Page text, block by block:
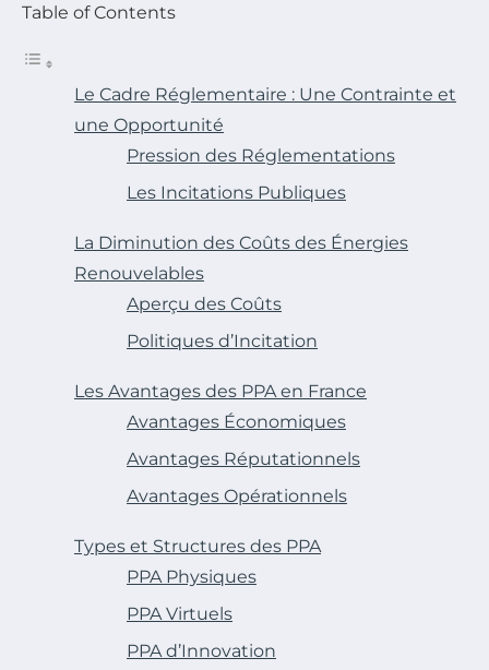
Table of Contents
Le Cadre Réglementaire : Une Contrainte et
une Opportunité
Pression des Réglementations
Les Incitations Publiques
La Diminution des Coûts des Énergies
Renouvelables
Aperçu des Coûts
Politiques d’Incitation
Les Avantages des PPA en France
Avantages Économiques
Avantages Réputationnels
Avantages Opérationnels
Types et Structures des PPA
PPA Physiques
PPA Virtuels
PPA d’Innovation